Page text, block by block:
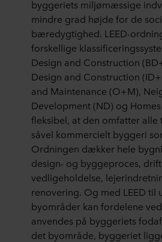
byggeriets miljømæssige
mindre grad højde for de
bæredygtighed. LEED-
forskellige
Design and Construction
Design and Construction
and Maintenance (O+M),
Development (ND) og Homes
fleksibel, at den omfatter alle
såvel kommercielt byggeri
Ordningen dækker hele
design- og byggeproces,
vedligeholdelse,
renovering. Og med LEED til
byområder kan fordelene
anvendes på byggeriets
det byområde, byggeriet